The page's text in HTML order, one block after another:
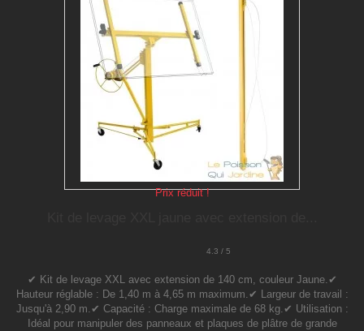
Prix réduit !
4.3 / 5
✔ Kit de levage XXL avec extension de 140 cm, couleur Jaune.✔
Hauteur réglable : De 1,40 m à 4,65 m maximum.✔ Largeur de travail :
Jusqu'à 2,90 m.✔ Capacité : Charge maximale de 68 kg.✔ Utilisation :
Idéal pour manipuler des panneaux et plaques de plâtre de grande